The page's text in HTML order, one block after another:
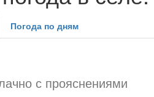
Погода по дням
с прояснениями